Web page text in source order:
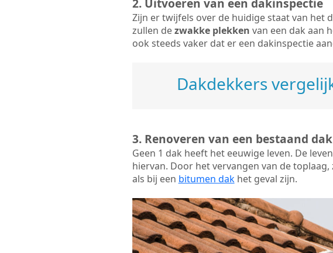
2. Uitvoeren van een dakinspectie
Zijn er twijfels over de huidige staat van het
zullen dezwakke plekken van een dak aan
ook steeds vaker dat er een dakinspectie
Dakdekkers
3. Renoveren van een bestaand dak
Geen 1 dak heeft het eeuwige leven. De
hiervan. Door het vervangen van de
als bij een bitumen dakhet geval zijn.